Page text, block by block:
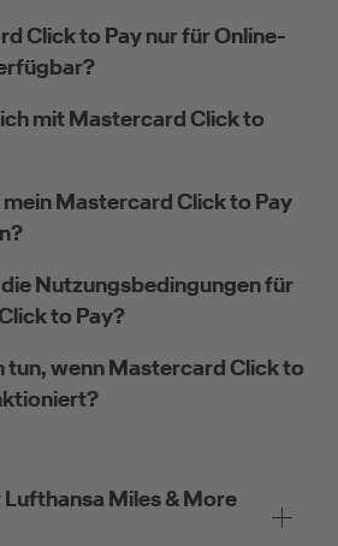
Click to Pay nur für Online-
mit Mastercard Click to
Mastercard Click to Pay
Nutzungsbedingungen für
to Pay?
tun, wenn Mastercard Click to
Miles & More